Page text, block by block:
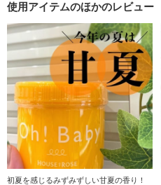
使用アイテムのほかのレビュー
初夏を感じるみずみずしい甘夏の香り！